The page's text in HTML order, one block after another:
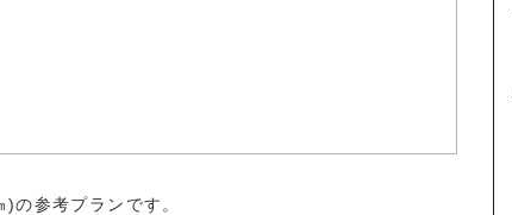
参考プランです。